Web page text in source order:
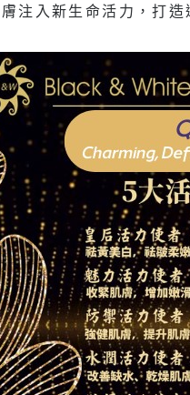
注入新生命活力，打造